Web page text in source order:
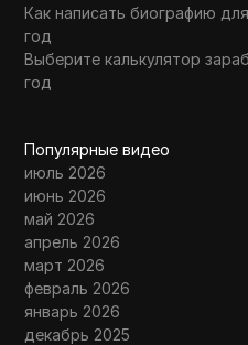
Как написать биографию
год
Выберите калькулятор
год
Популярные видео
июль 2026
июнь 2026
май 2026
апрель 2026
март 2026
февраль 2026
январь 2026
декабрь 2025